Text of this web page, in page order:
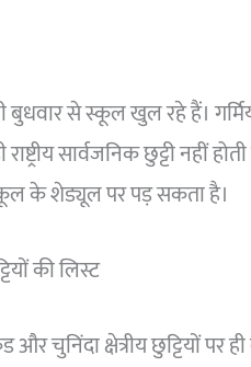
से स्कूल खुल रहे हैं।
सार्वजनिक छुट्टी नहीं
के शेड्यूल पर पड़ सकता है।
की लिस्ट
चुनिंदा क्षेत्रीय छुट्टियों पर